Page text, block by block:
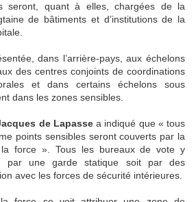
seront, quant à elles, chargées de la
de bâtiments et d’institutions de la
dans l’arrière-pays, aux échelons
des centres conjoints de coordinations
et dans certains échelons sous
dans les zones sensibles.
de Lapassea indiqué que « tous
points sensibles seront couverts par la
la force ». Tous les bureaux de vote y
par une garde statique soit par des
avec les forces de sécurité intérieures.